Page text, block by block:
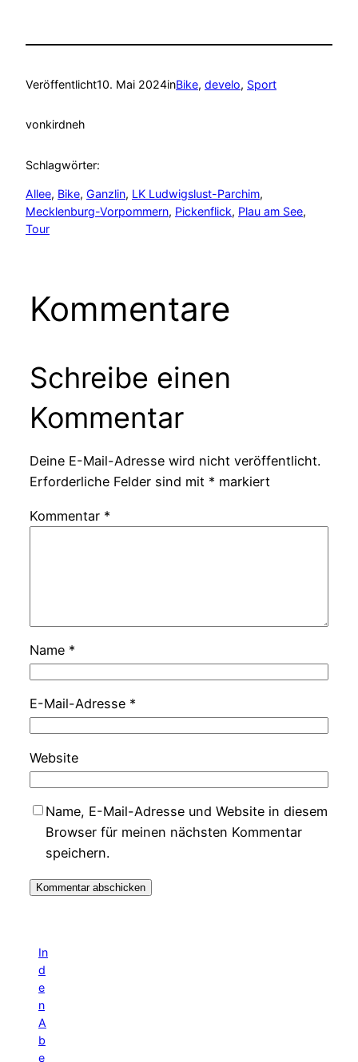
Veröffentlicht10. Mai 2024inBike, develo, Sport
vonkirdneh
Schlagwörter:
Allee, Bike, Ganzlin, LK Ludwigslust-Parchim
Mecklenburg-Vorpommern, Pickenflick, Plau am See
Tour
Kommentare
Schreibe einen
Kommentar
Deine E-Mail-Adresse wird nicht veröffentlicht.
Erforderliche Felder sind mit * markiert
Kommentar *
Name *
E-Mail-Adresse *
Website
Name, E-Mail-Adresse und Website in diesem
Browser für meinen nächsten Kommentar
speichern.
In
d
e
n
A
b
e